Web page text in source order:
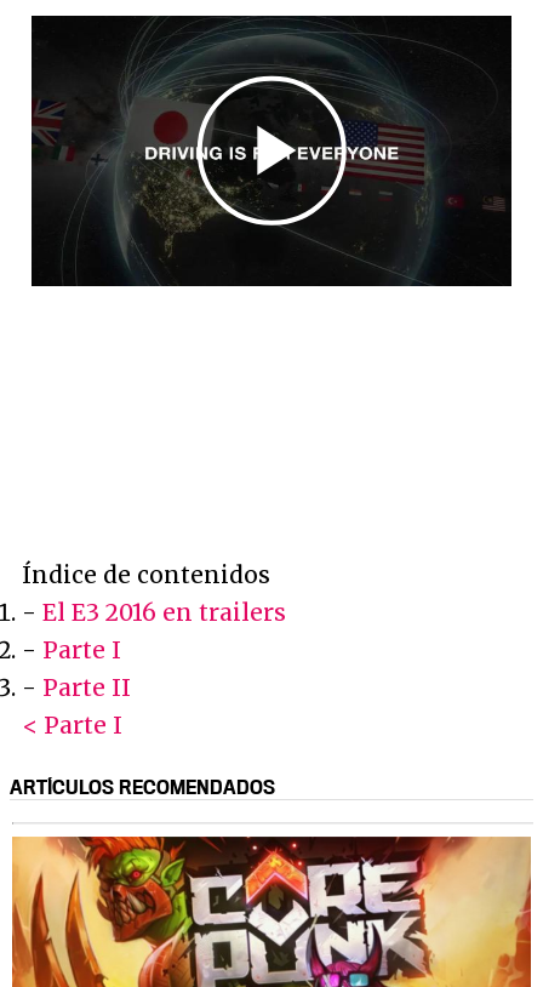
Índice de contenidos
- El E3 2016 en trailers
- Parte I
- Parte II
< Parte I
ARTÍCULOS RECOMENDADOS